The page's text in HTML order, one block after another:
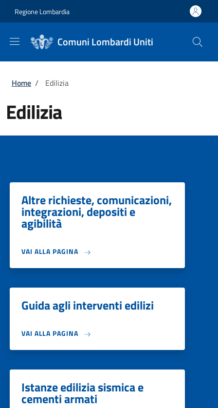
Regione Lombardia
Comuni Lombardi Uniti
Briciole di pane
Home / Edilizia
Edilizia
Altre richieste, comunicazioni,
integrazioni, depositi e
agibilità
VAI ALLA PAGINA
Guida agli interventi edilizi
VAI ALLA PAGINA
Istanze edilizia sismica e
cementi armati